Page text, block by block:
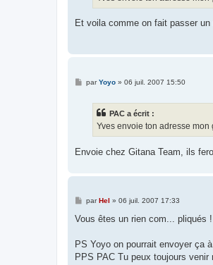
Et voila comme on fait passer
MparYoyo» 06 juil. 2007 15:50
PAC a écrit :
Yves envoie ton adresse
Envoie chez Gitana Team, ils
M
s
g
parHel » 06 juil. 2007 17:33
Vous êtes un rien com... pliqués
PS Yoyo on pourrait envoyer ça
PPS PAC Tu peux toujours